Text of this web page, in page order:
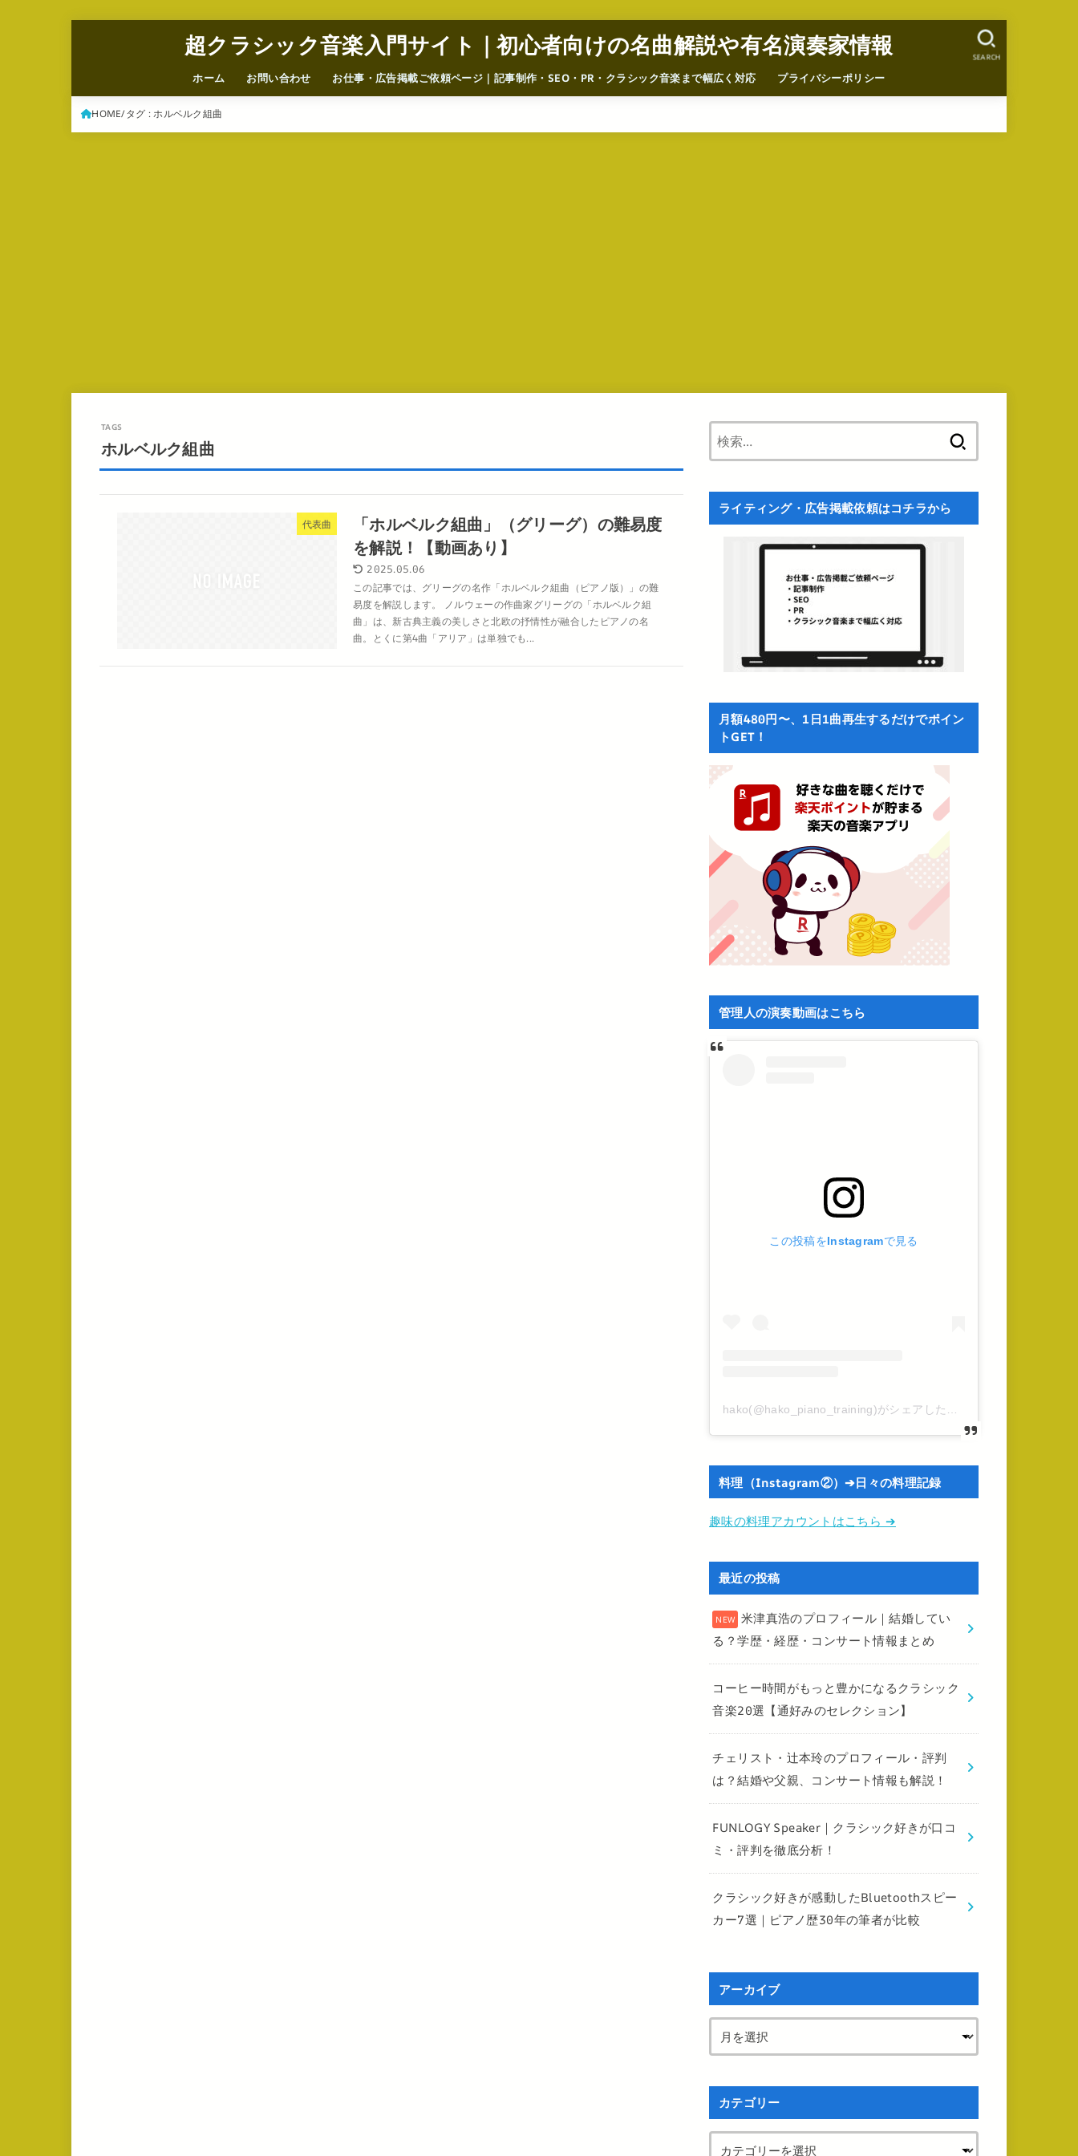
超クラシック音楽入門サイト｜初心者向けの名曲解説や有名演奏家情報
ホーム お問い合わせ お仕事・広告掲載ご依頼ページ｜記事制作・SEO・PR・クラシック音楽まで幅広く対応 プライバシーポリシー
SEARCH
HOME タグ : ホルベルク組曲
ホルベルク組曲
代表曲
「ホルベルク組曲」（グリーグ）の難易度
を解説！【動画あり】
2025.05.06
この記事では、グリーグの名作「ホルベルク組曲（ピアノ版）」の難
易度を解説します。 ノルウェーの作曲家グリーグの「ホルベルク組
曲」は、新古典主義の美しさと北欧の抒情性が融合したピアノの名
曲。とくに第4曲「アリア」は単独でも...
ライティング・広告掲載依頼はコチラから
月額480円〜、1日1曲再生するだけでポイン
トGET！
管理人の演奏動画はこちら
この投稿をInstagramで見る
hako(@hako_piano_training)がシェアした投稿
料理（Instagram②）➔日々の料理記録
趣味の料理アカウントはこちら ➔
最近の投稿
米津真浩のプロフィール｜結婚してい
る？学歴・経歴・コンサート情報まとめ
コーヒー時間がもっと豊かになるクラシック
音楽20選【通好みのセレクション】
チェリスト・辻本玲のプロフィール・評判
は？結婚や父親、コンサート情報も解説！
FUNLOGY Speaker｜クラシック好きが口コ
ミ・評判を徹底分析！
クラシック好きが感動したBluetoothスピー
カー7選｜ピアノ歴30年の筆者が比較
アーカイブ
カテゴリー